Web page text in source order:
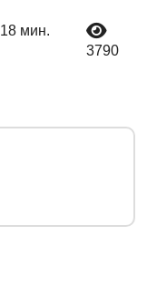
18 мин.
3790